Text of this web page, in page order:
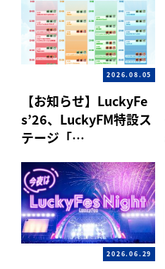
2026.08.05
【お知らせ】LuckyFe
s’26、LuckyFM特設ス
テージ「…
2026.06.29